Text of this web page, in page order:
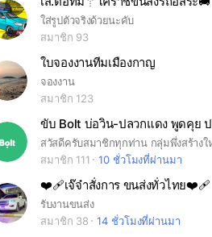
ใส่รูปตัวจริงด้วยนะคับ
สมาชิก 93
ใบจองงานทีมเมืองกาญ
จองงาน
สมาชิก 123
สมาชิก 111
10 ชั่วโมงที่ผ่านมา
❤‍🩹เจ๊จ๋าสั่งการ ขนส่งทั่วไทย❤‍🩹
รับงานขนส่ง
สมาชิก 38
14 ชั่วโมงที่ผ่านมา